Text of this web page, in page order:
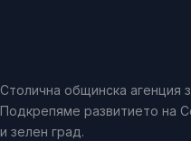
Столична общинска агенция
Подкрепяме развитието на
и зелен град.